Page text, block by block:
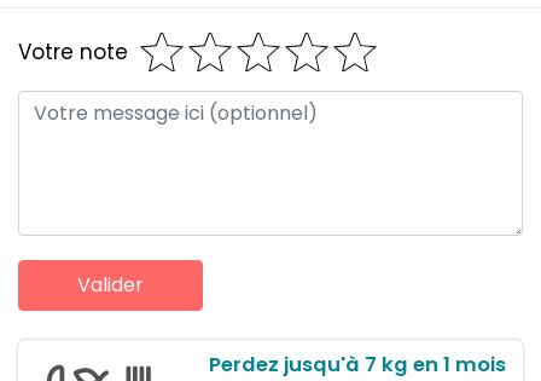
Votre note
Perdez jusqu'à 7 kg en 1 mois